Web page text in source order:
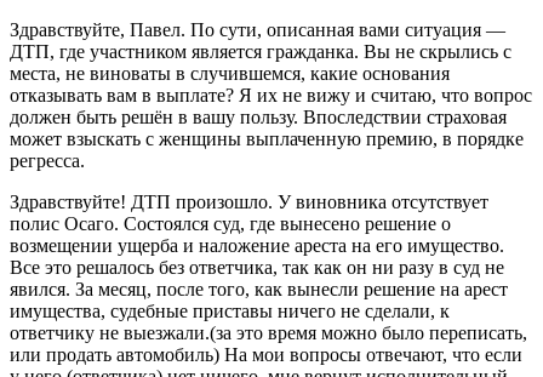
Здравствуйте, Павел. По сути, описанная вами ситуация —
ДТП, где участником является гражданка. Вы не скрылись с
места, не виноваты в случившемся, какие основания
отказывать вам в выплате? Я их не вижу и считаю, что вопрос
должен быть решён в вашу пользу. Впоследствии страховая
может взыскать с женщины выплаченную премию, в порядке
регресса.
Здравствуйте! ДТП произошло. У виновника отсутствует
полис Осаго. Состоялся суд, где вынесено решение о
возмещении ущерба и наложение ареста на его имущество.
Все это решалось без ответчика, так как он ни разу в суд не
явился. За месяц, после того, как вынесли решение на арест
имущества, судебные приставы ничего не сделали, к
ответчику не выезжали.(за это время можно было переписать,
или продать автомобиль) На мои вопросы отвечают, что если